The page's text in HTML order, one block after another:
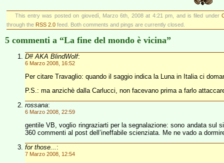
This entry was posted on giovedì, Marzo 6th, 2008 at 4:21 pm, and is filed under
through the RSS 2.0 feed. Both comments and pings are currently closed.
5 commenti a “La fine del mondo è vicina”
D# AKA BlindWolf:
6 Marzo 2008, 16:52
Per citare Travaglio: quando il saggio indica la Luna in Italia ci
P.S.: ma anzichè dalla Carlucci, non facevano prima a farlo
rossana:
6 Marzo 2008, 22:59
gentile VB, voglio ringraziarti per la segnalazione: sono andata sul
360 commenti al post dell’ineffabile scienziata. Me ne vado a
for those... :
7 Marzo 2008, 12:54